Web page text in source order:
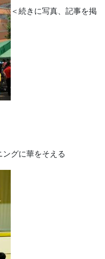
＜続きに写真、記事を掲
グに華をそえる